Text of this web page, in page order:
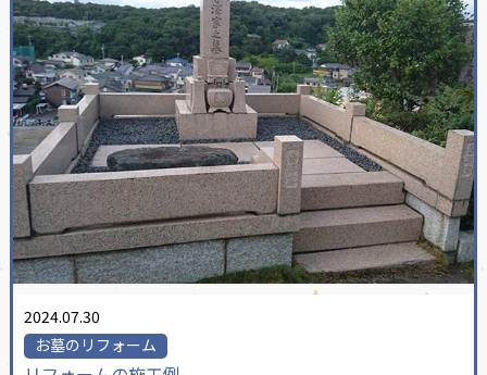
2024.07.30
お墓のリフォーム